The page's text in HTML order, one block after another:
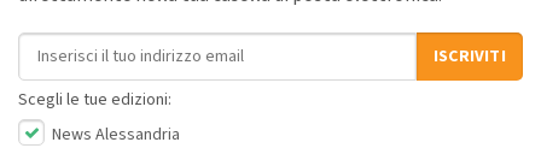
Indirizzo email
ISCRIVITI
Scegli le tue edizioni:
News Alessandria